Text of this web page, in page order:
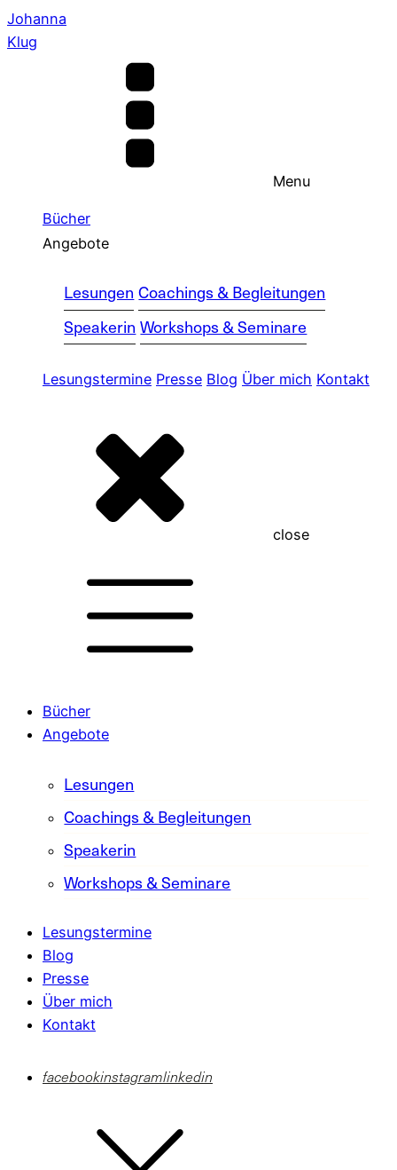
Johanna
Klug
Menu
Bücher
Angebote
Lesungen Coachings & Begleitungen
Speakerin Workshops & Seminare
Lesungstermine Presse Blog Über mich Kontakt
close
Bücher
Angebote
Lesungen
Coachings & Begleitungen
Speakerin
Workshops & Seminare
Lesungstermine
Blog
Presse
Über mich
Kontakt
facebookinstagramlinkedin